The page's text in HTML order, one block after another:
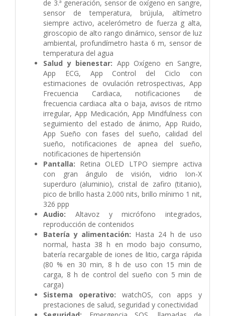
de 3.ª generación, sensor de oxígeno en sangre,
sensor de temperatura, brújula, altímetro
siempre activo, acelerómetro de fuerza g alta,
giroscopio de alto rango dinámico, sensor de luz
ambiental, profundímetro hasta 6 m, sensor de
temperatura del agua
Salud y bienestar: App Oxígeno en Sangre,
App ECG, App Control del Ciclo con
estimaciones de ovulación retrospectivas, App
Frecuencia Cardiaca, notificaciones de
frecuencia cardiaca alta o baja, avisos de ritmo
irregular, App Medicación, App Mindfulness con
seguimiento del estado de ánimo, App Ruido,
App Sueño con fases del sueño, calidad del
sueño, notificaciones de apnea del sueño,
notificaciones de hipertensión
Pantalla: Retina OLED LTPO siempre activa
con gran ángulo de visión, vidrio Ion-X
superduro (aluminio), cristal de zafiro (titanio),
pico de brillo hasta 2.000 nits, brillo mínimo 1 nit,
326 ppp
Audio: Altavoz y micrófono integrados,
reproducción de contenidos
Batería y alimentación: Hasta 24 h de uso
normal, hasta 38 h en modo bajo consumo,
batería recargable de iones de litio, carga rápida
(80 % en 30 min, 8 h de uso con 15 min de
carga, 8 h de control del sueño con 5 min de
carga)
Sistema operativo: watchOS, con apps y
prestaciones de salud, seguridad y conectividad